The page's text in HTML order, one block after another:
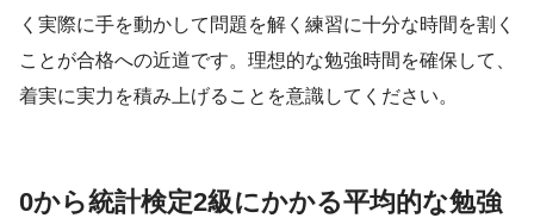
く実際に手を動かして問題を解く練習に十分な時間を割く
ことが合格への近道です。理想的な勉強時間を確保して、
着実に実力を積み上げることを意識してください。
0から統計検定2級にかかる平均的な勉強